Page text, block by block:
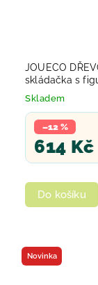
JOUECO
skládačka s
Skladem
–12 %
614 Kč
Do košíku
Novinka